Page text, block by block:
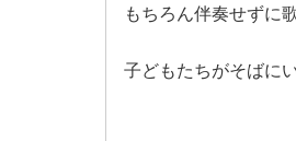
もちろん伴奏せずに
子どもたちがそばに